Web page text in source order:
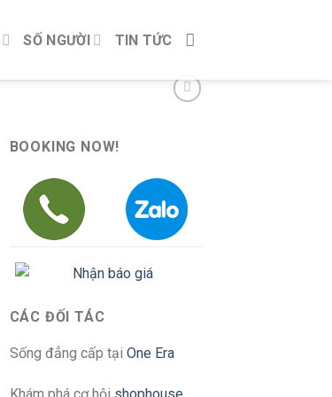
SỐ NGƯỜI TIN TỨC
BOOKING NOW!
CÁC ĐỐI TÁC
Sống đẳng cấp tại One Era